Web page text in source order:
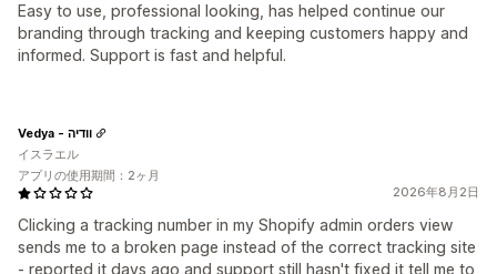
Easy to use, professional looking, has helped continue our
branding through tracking and keeping customers happy and
informed. Support is fast and helpful.
2026年8月2日
Clicking a tracking number in my Shopify admin orders view
sends me to a broken page instead of the correct tracking site
- reported it days ago and support still hasn't fixed it tell me to
Vedya - וודיה
イスラエル
アプリの使用期間：2ヶ月